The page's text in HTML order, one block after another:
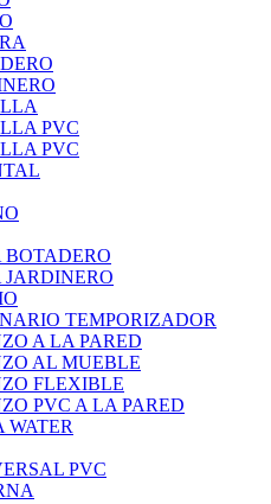
PVC
PVC
BOTADERO
TEMPORIZADOR
A LA PARED
AL MUEBLE
FLEXIBLE
PVC A LA PARED
WATER
PVC